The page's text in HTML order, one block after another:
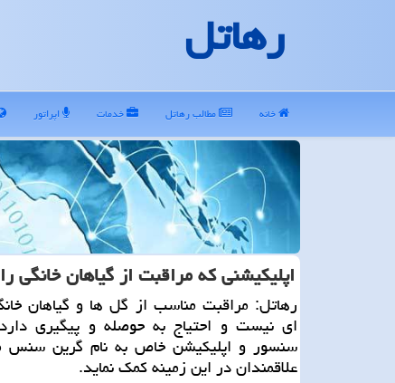
رهاتل
خانه مطالب رهاتل خدمات اپراتور
اپلیكیشنی كه مراقبت از گیاهان خانگی
رهاتل: مراقبت مناسب از گل ها و گیاهان
ای نیست و احتیاج به حوصله و پیگیری
سنسور و اپلیكیشن خاص به نام گرین سنس
علاقمندان در این زمینه كمك نماید.